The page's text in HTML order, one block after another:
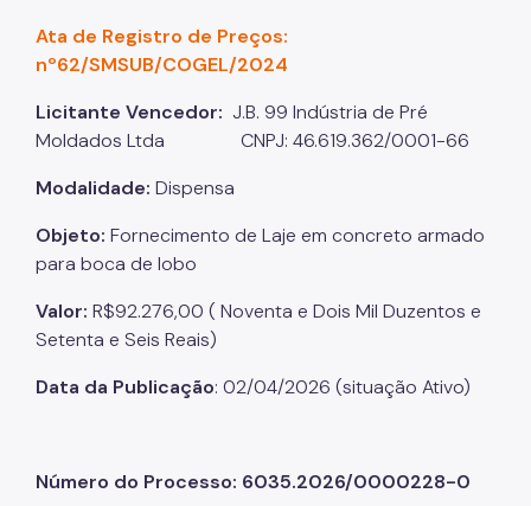
Ata de Registro de Preços:
nº62/SMSUB/COGEL/2024
Licitante Vencedor: J.B. 99 Indústria de Pré
Moldados Ltda CNPJ: 46.619.362/0001-66
Modalidade: Dispensa
Objeto: Fornecimento de Laje em concreto armado
para boca de lobo
Valor: R$92.276,00 ( Noventa e Dois Mil Duzentos e
Setenta e Seis Reais)
Data da Publicação: 02/04/2026 (situação Ativo)
Número do Processo: 6035.2026/0000228-0